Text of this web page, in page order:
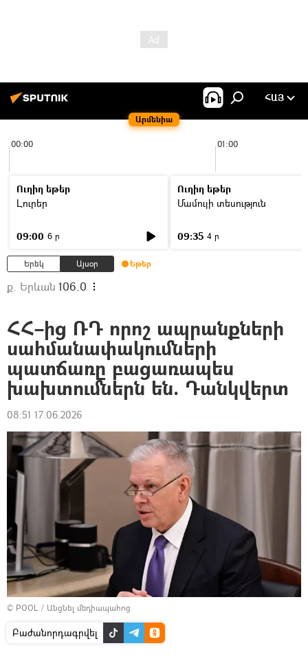
Արմենիա
ՀԱՅ
00:00 01:00
Ուղիղ եթեր
Լուրեր
09:00 6 ր
Ուղիղ եթեր
Մամուլի տեսություն
09:35 4 ր
Երեկ Այսօր Եթեր
ք. Երևան 106.0
ՀՀ–ից ՌԴ որոշ ապրանքների
սահմանափակումների
պատճառը բացառապես
խախտումներն են. Դանկվերտ
08:51 17.06.2026
© POOL / Անցնել մեդիապահոց
Բաժանորդագրվել